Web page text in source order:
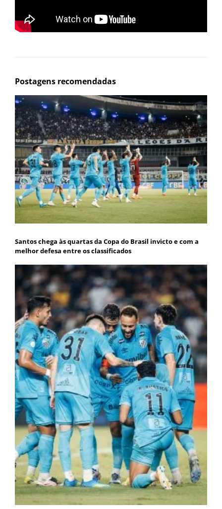
Postagens recomendadas
Santos chega às quartas da Copa do Brasil invicto e com a
melhor defesa entre os classificados